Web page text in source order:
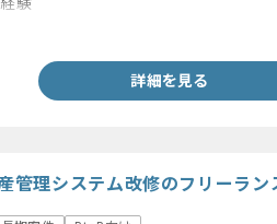
詳細を見る
管理システム改修のフリーラ